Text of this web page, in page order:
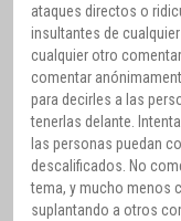
ataques directos o
insultantes de
cualquier otro
comentar
para decirles a las
tenerlas delante.
las personas puedan
descalificados. No
tema, y mucho menos
suplantando a otros